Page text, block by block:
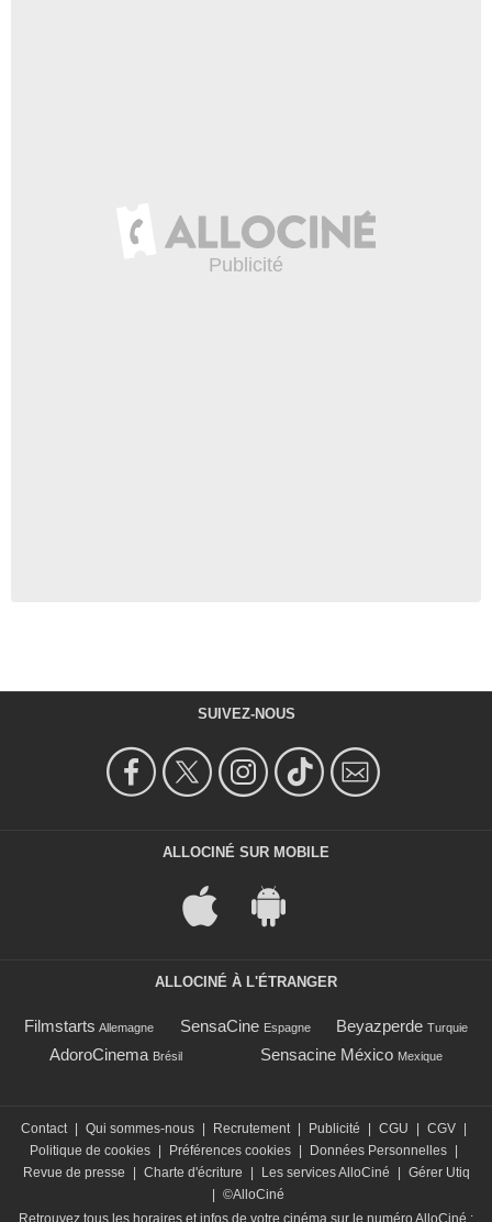
SUIVEZ-NOUS
ALLOCINÉ SUR MOBILE
ALLOCINÉ À L'ÉTRANGER
Filmstarts Allemagne SensaCine Espagne Beyazperde Turquie
AdoroCinema Brésil Sensacine México Mexique
Contact Qui sommes-nous Recrutement Publicité CGU CGV
Politique de cookies
Préférences cookies Données Personnelles
Revue de presse
Charte d'écriture Les services AlloCiné
Gérer Utiq
©AlloCiné